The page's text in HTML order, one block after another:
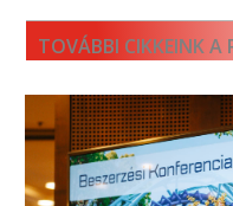
TOVÁBBI CIKKEINK A